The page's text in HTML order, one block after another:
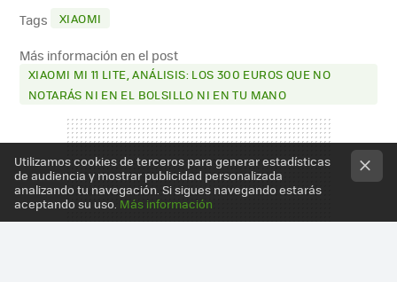
Tags XIAOMI
Más información en el post
XIAOMI MI 11 LITE, ANÁLISIS: LOS 300 EUROS QUE NO
NOTARÁS NI EN EL BOLSILLO NI EN TU MANO
Utilizamos cookies de terceros para generar estadísticas
de audiencia y mostrar publicidad personalizada
analizando tu navegación. Si sigues navegando estarás
aceptando su uso. Más información